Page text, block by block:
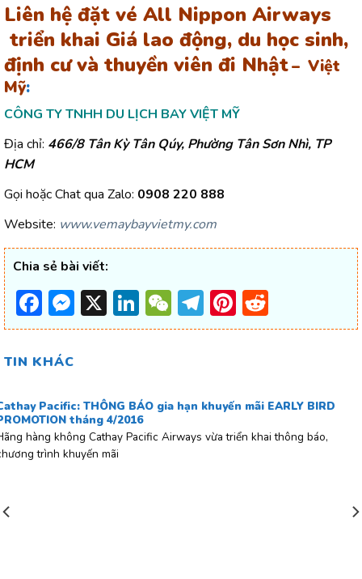
Liên hệ đặt vé All Nippon Airways
triển khai Giá lao động, du học sinh,
định cư và thuyền viên đi Nhật– Việt
Mỹ:
CÔNG TY TNHH DU LỊCH BAY VIỆT MỸ
Địa chỉ: 466/8 Tân Kỳ Tân Qúy, Phường Tân Sơn Nhì, TP
HCM
Gọi hoặc Chat qua Zalo: 0908 220 888
Website: www.vemaybayvietmy.com
Chia sẻ bài viết:
Facebook
Messenger
X LinkedIn
WeChat
Telegram
Pinterest
TIN KHÁC
Pacific: THÔNG BÁO gia hạn khuyến mãi EARLY BIRD
tháng 4/2016
hàng không Cathay Pacific Airways vừa triển khai thông báo,
trình khuyến mãi